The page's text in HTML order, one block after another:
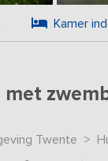
Kamer
Twente >